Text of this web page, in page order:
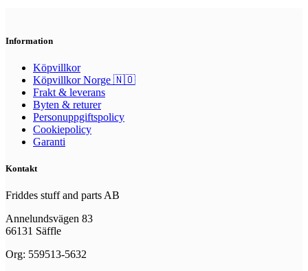
Information
Köpvillkor
Köpvillkor Norge 🇳🇴
Frakt & leverans
Byten & returer
Personuppgiftspolicy
Cookiepolicy
Garanti
Kontakt
Friddes stuff and parts AB
Annelundsvägen 83
66131 Säffle
Org: 559513-5632